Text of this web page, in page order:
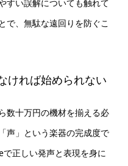
すい誤解についても触れて
で、無駄な遠回りを防ぐこ
ければ始められない
数十万円の機材を揃える必
声」という楽器の完成度で
正しい発声と表現を身に